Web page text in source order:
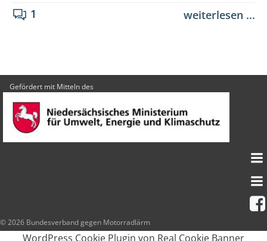
1 weiterlesen ...
Gefördert mit Mitteln des
© 2026 Bundesverband gegen Motorradlärm
WordPress Cookie Plugin von Real Cookie Banner